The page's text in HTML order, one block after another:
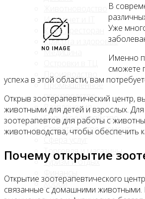
Интернет и IT
Кафе / ресторан
Красота и здоровье
Медицина
Производство
Промышленное
производство
Развлечения
Сельское хозяйство
Строительство, ремонт
Сфера услуг
Торговля и магазины
Туризм и отдых
Хобби
В
Уже
Именно
сможете
успеха в этой области, вам
Открыв зоотерапевтический центр,
животными для детей и взрослых.
зоотерапевтов для работы с
животноводства, чтобы обеспечить
Почему открытие
Открытие зоотерапевтического
связанные с домашними животными.